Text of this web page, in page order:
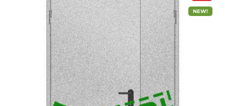
NEW!